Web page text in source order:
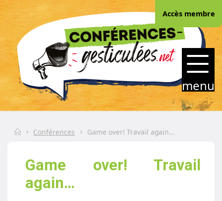
Skip
content
CONFERENCES-
GESTICULEES.NET
menu
Accès membre
HomeConférences Game over! Travail again…
Game over! Travail
again…